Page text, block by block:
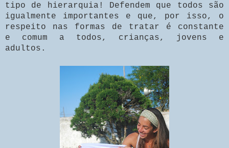
tipo de hierarquia! Defendem que todos são
igualmente importantes e que, por isso, o
respeito nas formas de tratar é constante
e comum a todos, crianças, jovens e
adultos.